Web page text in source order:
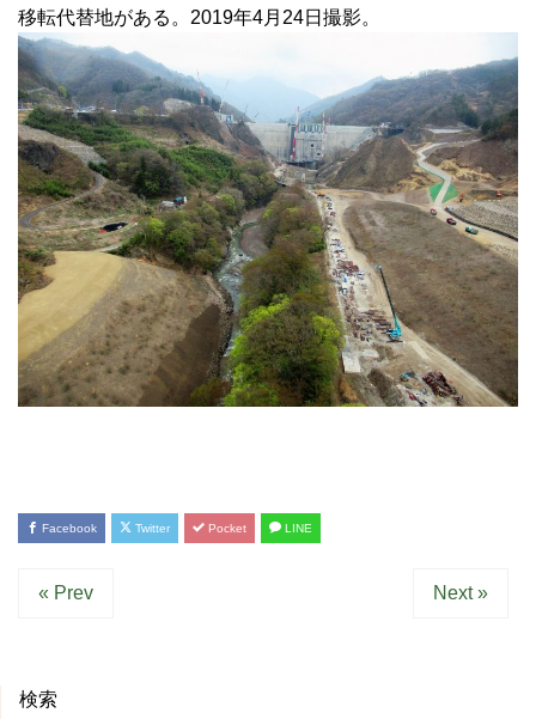
移転代替地がある。2019年4月24日撮影。
Facebook Twitter Pocket LINE
« Prev Next »
検索